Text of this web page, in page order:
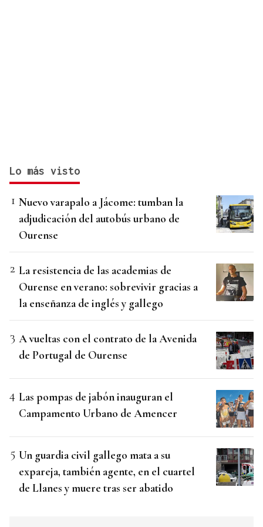
Lo más visto
Nuevo varapalo a Jácome: tumban la
adjudicación del autobús urbano de
Ourense
La resistencia de las academias de
Ourense en verano: sobrevivir gracias a
la enseñanza de inglés y gallego
A vueltas con el contrato de la Avenida
de Portugal de Ourense
Las pompas de jabón inauguran el
Campamento Urbano de Amencer
Un guardia civil gallego mata a su
expareja, también agente, en el cuartel
de Llanes y muere tras ser abatido